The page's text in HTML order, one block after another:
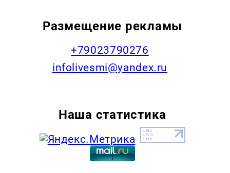
Размещение рекламы
+79023790276
infolivesmi@yandex.ru
Наша статистика